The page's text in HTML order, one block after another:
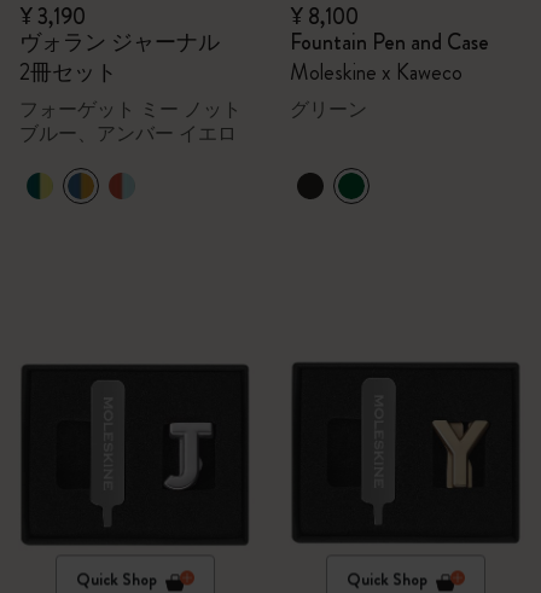
¥ 3,190
ヴォラン ジャーナル
2冊セット
フォーゲット ミー ノット
ブルー、アンバー イエロ
¥ 8,100
Fountain Pen and Case
Moleskine x Kaweco
グリーン
Quick Shop Quick Shop